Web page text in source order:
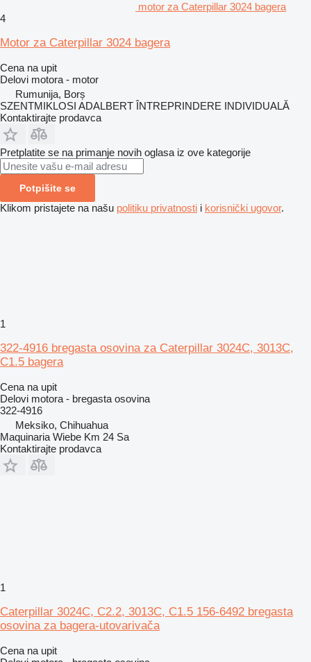
motor za Caterpillar 3024 bagera
4
Motor za Caterpillar 3024 bagera
Cena na upit
Delovi motora - motor
Rumunija, Borș
SZENTMIKLOSI ADALBERT ÎNTREPRINDERE INDIVIDUALĂ
Kontaktirajte prodavca
Pretplatite se na primanje novih oglasa iz ove kategorije
Potpišite se
Klikom pristajete na našu politiku privatnosti i korisnički ugovor.
1
322-4916 bregasta osovina za Caterpillar 3024C, 3013C,
C1.5 bagera
Cena na upit
Delovi motora - bregasta osovina
322-4916
Meksiko, Chihuahua
Maquinaria Wiebe Km 24 Sa
Kontaktirajte prodavca
1
Caterpillar 3024C, C2.2, 3013C, C1.5 156-6492 bregasta
osovina za bagera-utovarivača
Cena na upit